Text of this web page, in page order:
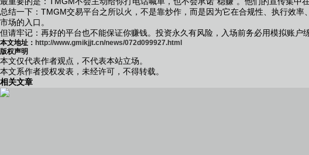
总结一下：TMGM交易平台之所以火，不是靠炒作，而是因为它在合规性、执行效
市场的入口。
但请牢记：再好的平台也不能保证你赚钱。投资永久有风险，入场前务必用模拟账户
本文地址： http://www.gmikjjt.cn/news/072d099927.html
版权声明
本文仅代表作者观点，不代表本站立场。
本文系作者授权发表，未经许可，不得转载。
相关文章